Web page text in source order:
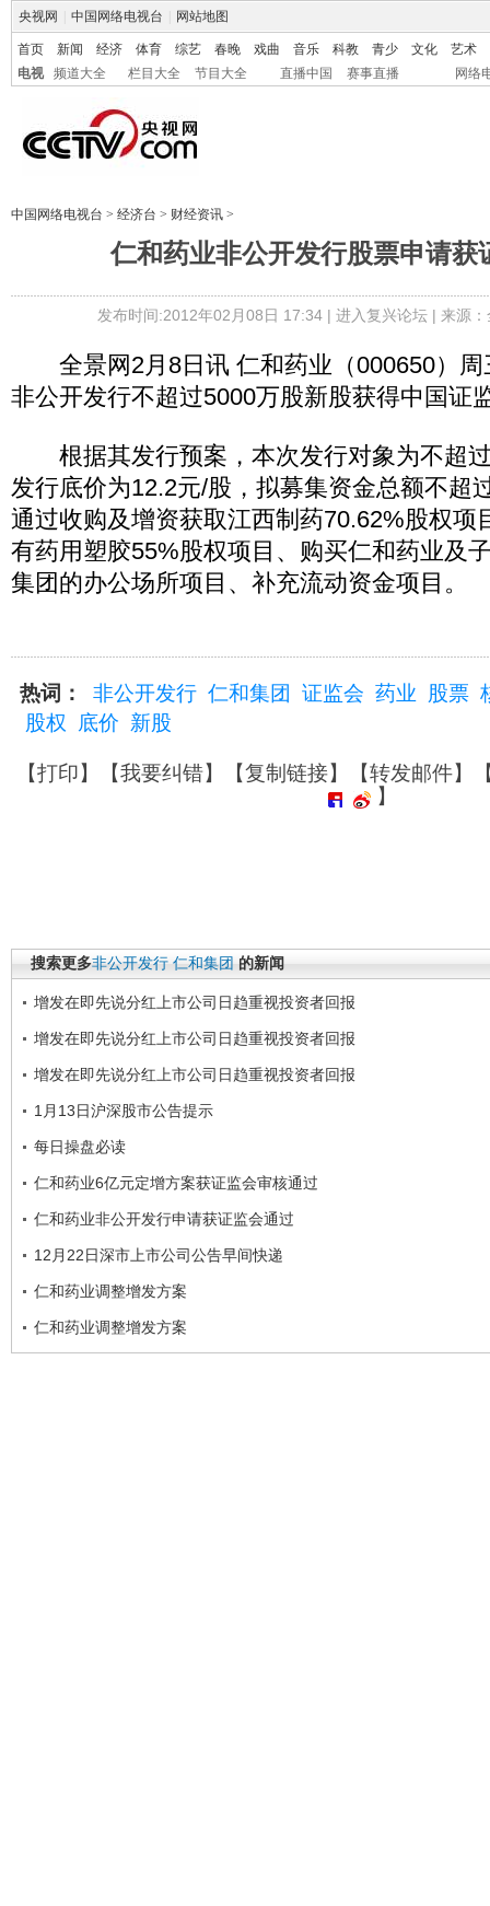
央视网 中国网络电视台 网站地图
首页 新闻 经济 体育 综艺 春晚 戏曲 音乐 科教 青少 文化
艺术
电视
频道大全 栏目大全 节目大全 直播中国 赛事直播 网络
中国网络电视台 > 经济台 > 财经资讯 >
仁和药业非公开发行股票申请获
发布时间:2012年02月08日 17:34 | 进入复兴论坛| 来源
全景网2月8日讯 仁和药业（000650）周
非公开发行不超过5000万股新股获得中国证
根据其发行预案，本次发行对象为不超
发行底价为12.2元/股，拟募集资金总额不超
通过收购及增资获取江西制药70.62%股权项
有药用塑胶55%股权项目、购买仁和药业及
集团的办公场所项目、补充流动资金项目。
热词： 非公开发行 仁和集团 证监会 药业 股票
股权
底价 新股
【打印】【我要纠错】【复制链接】【转发邮件】
】
搜索更多非公开发行 仁和集团 的新闻
增发在即先说分红上市公司日趋重视投资者回报
增发在即先说分红上市公司日趋重视投资者回报
增发在即先说分红上市公司日趋重视投资者回报
1月13日沪深股市公告提示
每日操盘必读
仁和药业6亿元定增方案获证监会审核通过
仁和药业非公开发行申请获证监会通过
12月22日深市上市公司公告早间快递
仁和药业调整增发方案
仁和药业调整增发方案